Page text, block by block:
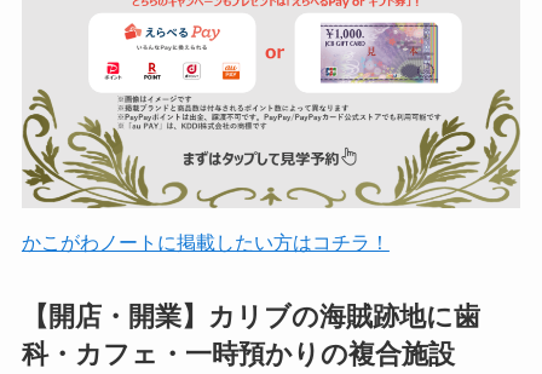
かこがわノートに掲載したい方はコチラ！
【開店・開業】カリブの海賊跡地に歯
科・カフェ・一時預かりの複合施設